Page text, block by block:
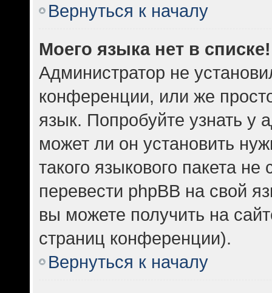
Вернуться к началу
Моего языка нет в списке!
Администратор не
конференции, или же
язык. Попробуйте узнать у
может ли он установить
такого языкового пакета
перевести phpBB на свой
вы можете получить на
страниц конференции).
Вернуться к началу